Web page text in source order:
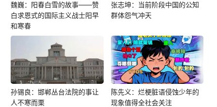
魏巍：阳春白雪的故事——赞
白求恩式的国际主义战士阳早
和寒春
张志坤：当前阶段中国的公知
群体怨气冲天
孙锡良：邯郸丛台法院的事让
人不寒而栗
陈先义：烂梗脏语侵蚀少年的
现象值得全社会关注